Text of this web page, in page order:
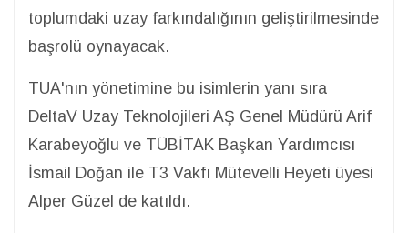
toplumdaki uzay farkındalığının geliştirilmesinde
başrolü oynayacak.
TUA'nın yönetimine bu isimlerin yanı sıra
DeltaV Uzay Teknolojileri AŞ Genel Müdürü Arif
Karabeyoğlu ve TÜBİTAK Başkan Yardımcısı
İsmail Doğan ile T3 Vakfı Mütevelli Heyeti üyesi
Alper Güzel de katıldı.